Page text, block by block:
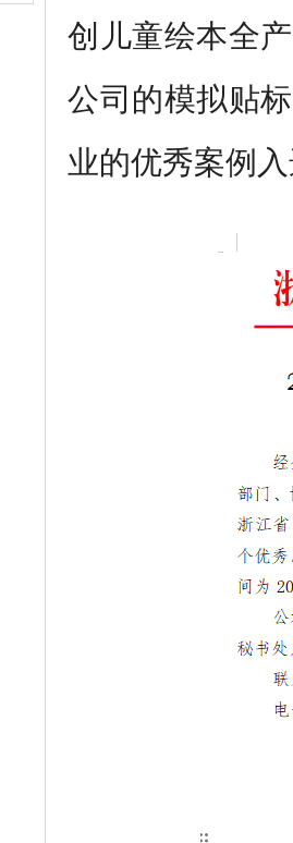
创儿童绘本全
公司的模拟贴
业的优秀案例